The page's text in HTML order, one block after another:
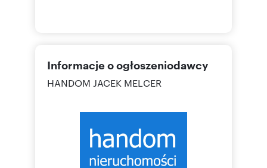
Informacje o ogłoszeniodawcy
HANDOM JACEK MELCER